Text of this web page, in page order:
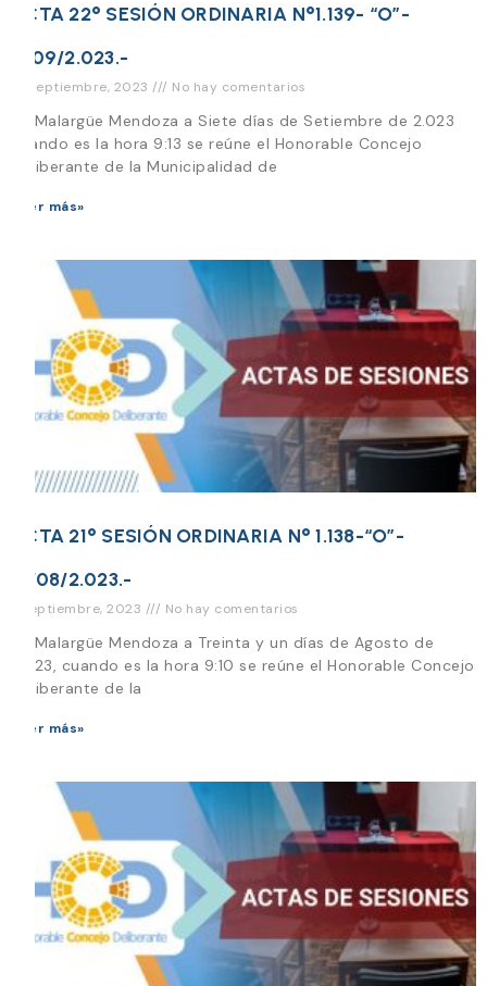
ACTA 22° SESIÓN ORDINARIA N°1.139- “O”-
7/09/2.023.-
15 septiembre, 2023 No hay comentarios
En Malargüe Mendoza a Siete días de Setiembre de 2.023
cuando es la hora 9:13 se reúne el Honorable Concejo
Deliberante de la Municipalidad de
Leer más»
ACTA 21° SESIÓN ORDINARIA N° 1.138-“O”-
31/08/2.023.-
7 septiembre, 2023 No hay comentarios
En Malargüe Mendoza a Treinta y un días de Agosto de
2.023, cuando es la hora 9:10 se reúne el Honorable Concejo
Deliberante de la
Leer más»